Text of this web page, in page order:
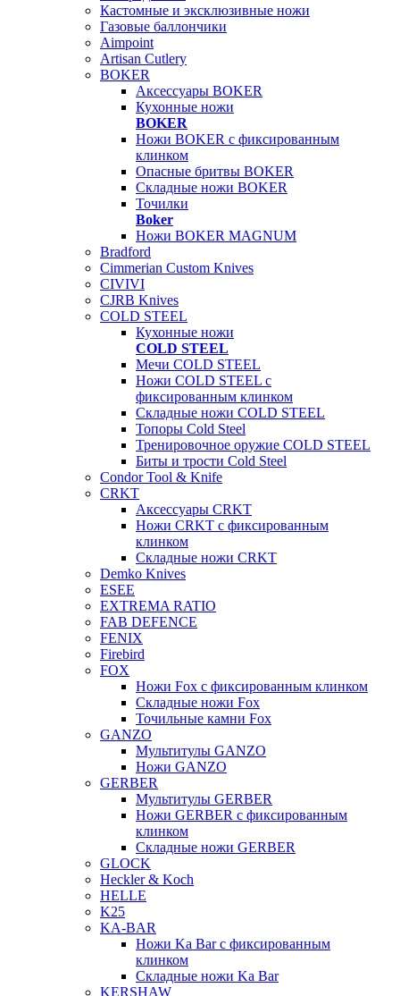
Кастомные и эксклюзивные ножи
Газовые баллончики
Aimpoint
Artisan Cutlery
BOKER
Аксессуары BOKER
Кухонные ножи
BOKER
Ножи BOKER с фиксированным
клинком
Опасные бритвы BOKER
Складные ножи BOKER
Точилки
Boker
Ножи BOKER MAGNUM
Bradford
Cimmerian Custom Knives
CIVIVI
CJRB Knives
COLD STEEL
Кухонные ножи
COLD STEEL
Мечи COLD STEEL
Ножи COLD STEEL с
фиксированным клинком
Складные ножи COLD STEEL
Топоры Cold Steel
Тренировочное оружие COLD STEEL
Биты и трости Cold Steel
Condor Tool & Knife
CRKT
Аксессуары CRKT
Ножи CRKT с фиксированным
клинком
Складные ножи CRKT
Demko Knives
ESEE
EXTREMA RATIO
FAB DEFENCE
FENIX
Firebird
FOX
Ножи Fox с фиксированным клинком
Складные ножи Fox
Точильные камни Fox
GANZO
Мультитулы GANZO
Ножи GANZO
GERBER
Мультитулы GERBER
Ножи GERBER с фиксированным
клинком
Складные ножи GERBER
GLOCK
Heckler & Koch
HELLE
K25
KA-BAR
Ножи Ka Bar c фиксированным
клинком
Складные ножи Ka Bar
KERSHAW